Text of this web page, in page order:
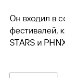
Он входил в
фестивалей,
STARS и